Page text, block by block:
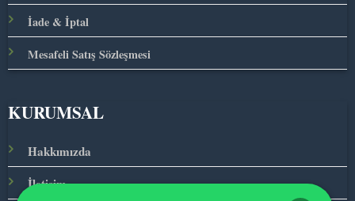
İade & İptal
Mesafeli Satış Sözleşmesi
KURUMSAL
Hakkımızda
İletişim